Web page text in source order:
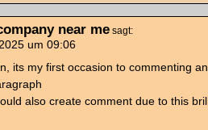
near me sagt:
um 09:06
its my first occasion to commenting
also create comment due to this